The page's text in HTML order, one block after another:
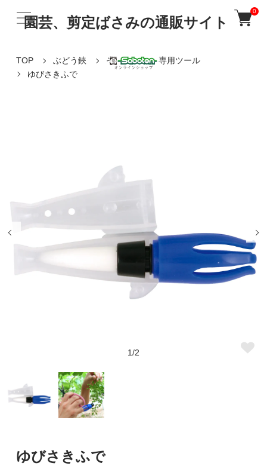
園芸、剪定ばさみの通販サイト
0
TOP ぶどう鋏
その他 ぶどう専用ツール
ゆびさきふで
1/2
ゆびさきふで